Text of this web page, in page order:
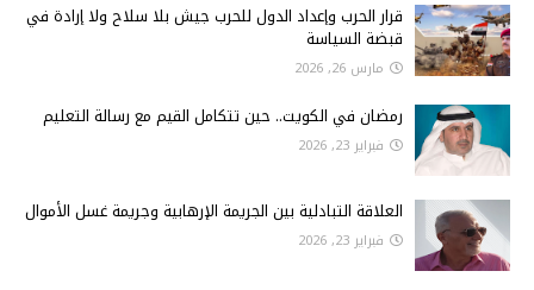
قرار الحرب وإعداد الدول للحرب جيش بلا سلاح ولا إرادة في
قبضة السياسة
مارس 26, 2026
رمضان في الكويت.. حين تتكامل القيم مع رسالة التعليم
فبراير 23, 2026
العلاقة التبادلية بين الجريمة الإرهابية وجريمة غسل الأموال
فبراير 23, 2026